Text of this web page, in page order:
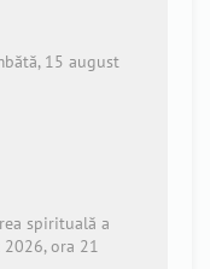
15 august
spirituală a
ora 21